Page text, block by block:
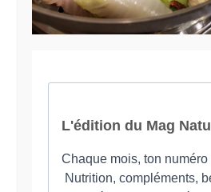
ménopause